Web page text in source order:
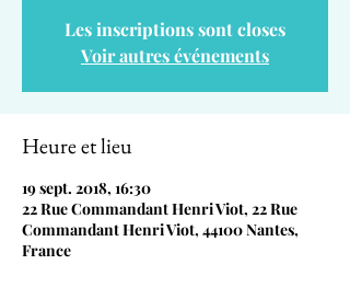
Les inscriptions sont closes
Voir autres événements
Heure et lieu
19 sept. 2018, 16:30
22 Rue Commandant Henri Viot, 22 Rue
Commandant Henri Viot, 44100 Nantes,
France